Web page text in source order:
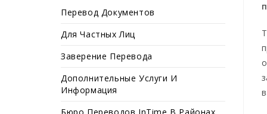
Перевод Документов
Для Частных Лиц
Заверение Перевода
Дополнительные Услуги И
Информация
Бюро Переводов InTime В Районах